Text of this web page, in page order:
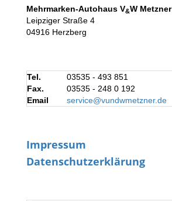
Mehrmarken-Autohaus V&W Metzner
Leipziger Straße 4
04916 Herzberg
Tel.
03535 - 493 851
Fax.
03535 - 248 0 192
Email
service@vundwmetzner.de
Impressum
Datenschutzerklärung